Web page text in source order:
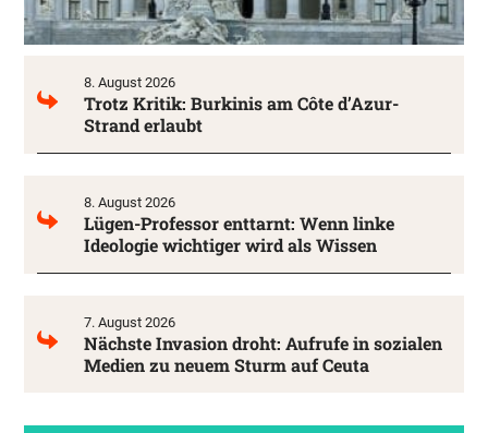
8. August 2026
Trotz Kritik: Burkinis am Côte d’Azur-
Strand erlaubt
8. August 2026
Lügen-Professor enttarnt: Wenn linke
Ideologie wichtiger wird als Wissen
7. August 2026
Nächste Invasion droht: Aufrufe in sozialen
Medien zu neuem Sturm auf Ceuta